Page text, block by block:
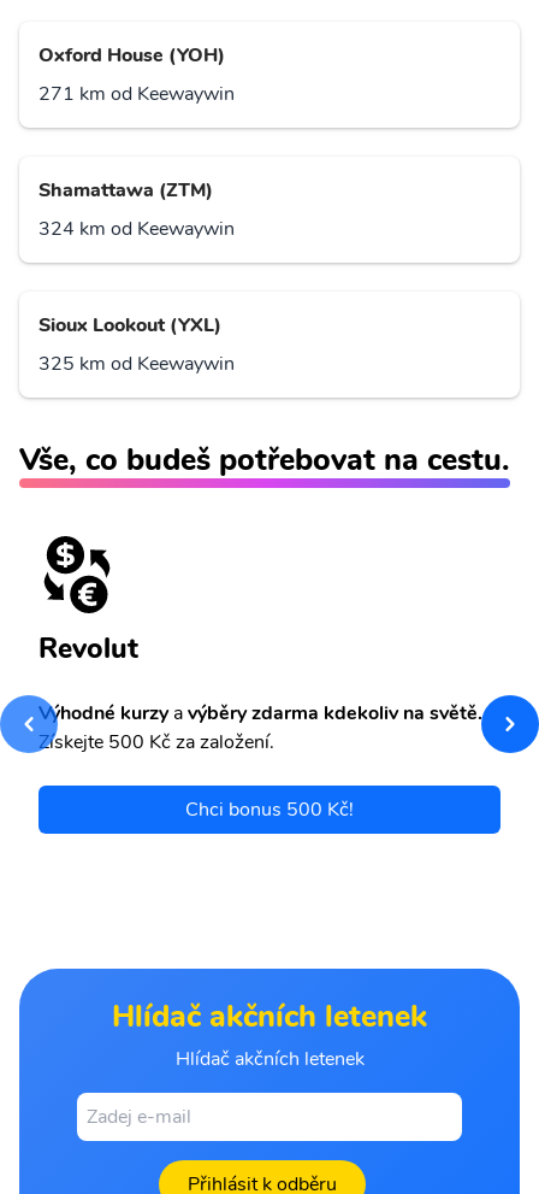
Oxford House (YOH)
271 km od Keewaywin
Shamattawa (ZTM)
324 km od Keewaywin
Sioux Lookout (YXL)
325 km od Keewaywin
Vše, co budeš potřebovat na cestu.
Revolut
Výhodné kurzyavýběry zdarma kdekoliv na světě.
Získejte 500 Kč za založení.
Chci bonus 500 Kč!
Hlídač akčních letenek
Hlídač akčních letenek
Přihlásit k odběru